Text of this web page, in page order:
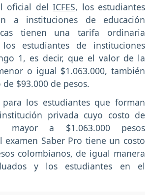
oficial delICFES, los estudiantes
a instituciones de educación
tienen una tarifa ordinaria
estudiantes de instituciones
1, es decir, que el valor de la
o igual $1.063.000, también
$93.000 de pesos.
los estudiantes que forman
privada cuyo costo de
mayor a $1.063.000 pesos
examen Saber Pro tiene un costo
colombianos, de igual manera
y los estudiantes en el